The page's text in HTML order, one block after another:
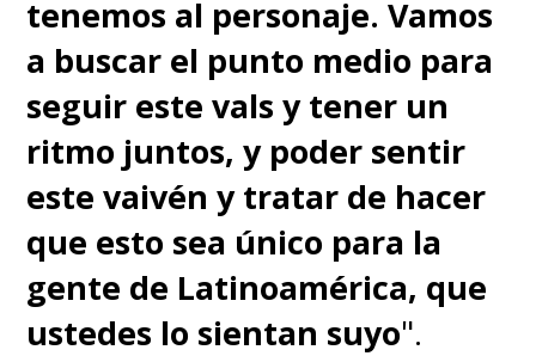
tenemos al personaje. Vamos
a buscar el punto medio para
seguir este vals y tener un
ritmo juntos, y poder sentir
este vaivén y tratar de hacer
que esto sea único para la
gente de Latinoamérica, que
ustedes lo sientan suyo".